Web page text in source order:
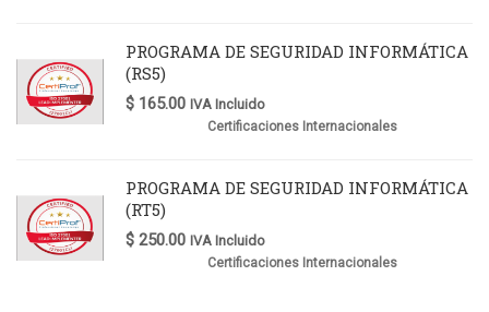
PROGRAMA DE SEGURIDAD INFORMÁTICA
(RS5)
$ 165.00 IVA Incluido
Certificaciones Internacionales
PROGRAMA DE SEGURIDAD INFORMÁTICA
(RT5)
$ 250.00 IVA Incluido
Certificaciones Internacionales